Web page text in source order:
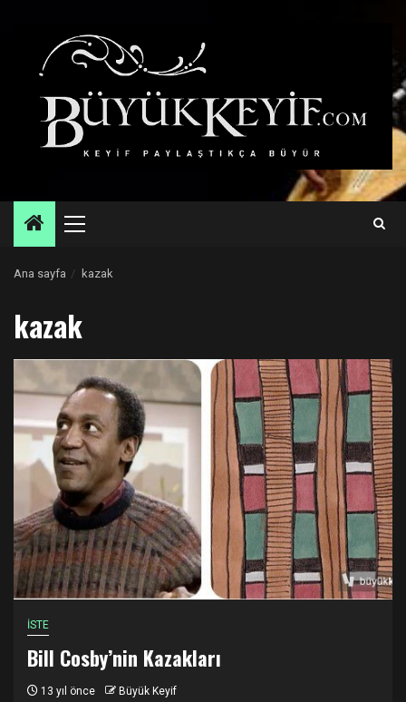
Primary
Ana sayfa kazak
kazak
İSTE
Bill Cosby’nin Kazakları
13 yıl önce Büyük Keyif